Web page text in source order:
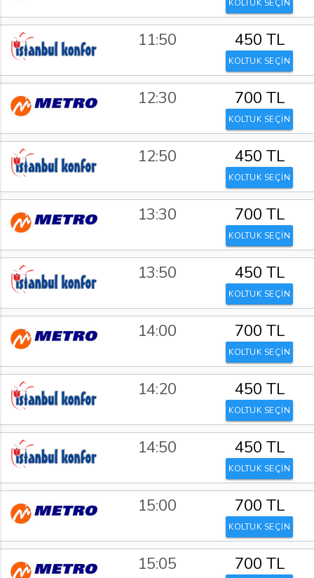
KOLTUK SEÇİN
11:50 450 TL
KOLTUK SEÇİN
12:30 700 TL
KOLTUK SEÇİN
12:50 450 TL
KOLTUK SEÇİN
13:30 700 TL
KOLTUK SEÇİN
13:50 450 TL
KOLTUK SEÇİN
14:00 700 TL
KOLTUK SEÇİN
14:20 450 TL
KOLTUK SEÇİN
14:50 450 TL
KOLTUK SEÇİN
15:00 700 TL
KOLTUK SEÇİN
15:05 700 TL